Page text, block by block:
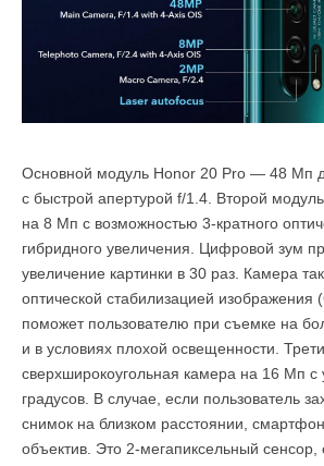
Основной модуль Honor 20 Pro — 48 Мп
с быстрой апертурой f/1.4. Второй
на 8 Мп с возможностью 3-кратного
гибридного увеличения. Цифровой зум
увеличение картинки в 30 раз. Камера
оптической стабилизацией изображения
поможет пользователю при съемке на
и в условиях плохой освещенности.
сверхширокоугольная камера на 16 Мп с
градусов. В случае, если пользователь
снимок на близком расстоянии,
объектив. Это 2-мегапиксельный